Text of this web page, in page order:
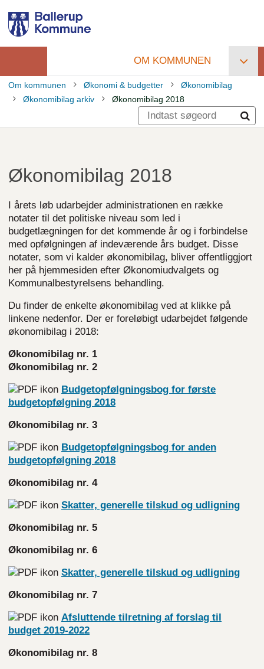
hovedindhold
Primær
navigation
OM KOMMUNEN
Brødkrumme
Om kommunen Økonomi & budgetter
Økonomibilag
Økonomibilag arkiv
Økonomibilag 2018
Økonomibilag 2018
I årets løb udarbejder administrationen en række
notater til det politiske niveau som led i
budgetlægningen for det kommende år og i forbindelse
med opfølgningen af indeværende års budget. Disse
notater, som vi kalder økonomibilag, bliver offentliggjort
her på hjemmesiden efter Økonomiudvalgets og
Kommunalbestyrelsens behandling.
Du finder de enkelte økonomibilag ved at klikke på
linkene nedenfor. Der er foreløbigt udarbejdet følgende
økonomibilag i 2018:
Økonomibilag nr. 1
Økonomibilag nr. 2
Budgetopfølgningsbog for første
budgetopfølgning 2018
Økonomibilag nr. 3
Budgetopfølgningsbog for anden
budgetopfølgning 2018
Økonomibilag nr. 4
Skatter, generelle tilskud og udligning
Økonomibilag nr. 5
Økonomibilag nr. 6
Skatter, generelle tilskud og udligning
Økonomibilag nr. 7
Afsluttende tilretning af forslag til
budget 2019-2022
Økonomibilag nr. 8